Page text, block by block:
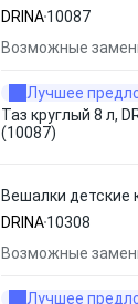
DRINA10087
Возможные
Лучшее
Таз круглый 8 л,
(10087)
Вешалки детские
DRINA10308
Возможные
Лучшее